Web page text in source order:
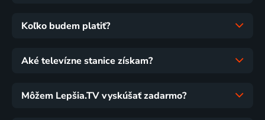
Koľko budem platiť?
Aké televízne stanice získam?
Môžem Lepšia.TV vyskúšať zadarmo?